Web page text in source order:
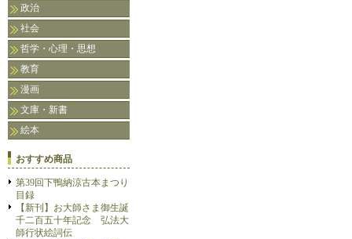
政治
社会
哲学・心理・思想
教育
漫画
文庫・新書
絵本
おすすめ商品
第39回下鴨納涼古本まつり
目録
【新刊】お大師さま御生誕
千二百五十年記念 弘法大
師行状絵詞伝